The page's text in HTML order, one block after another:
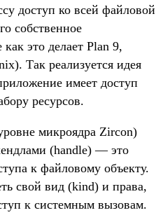
доступ ко всей файловой
собственное
это делает Plan 9,
Так реализуется идея
имеет доступ
ресурсов.
микроядра Zircon)
(handle) — это
к файловому объекту.
свой вид (kind) и права,
к системным вызовам.